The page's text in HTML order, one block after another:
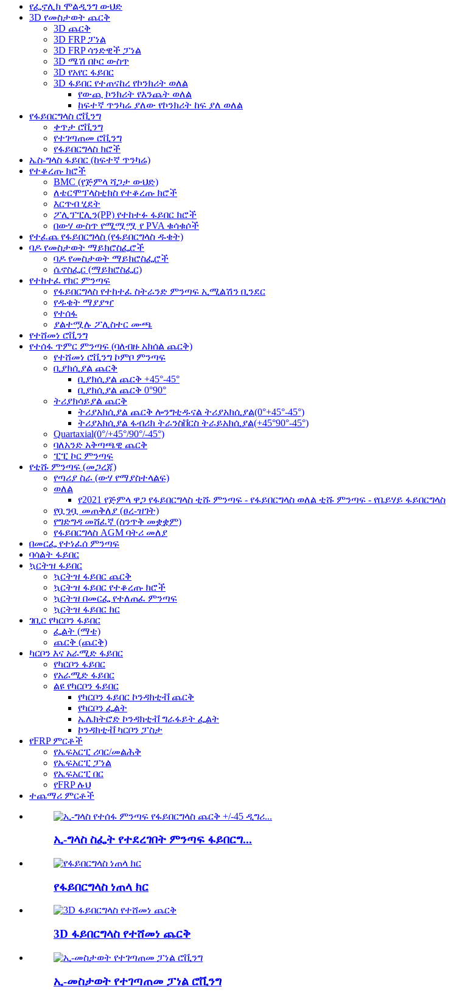
የፌኖሊክ ሞልዲንግ ውህድ
3D የመስታወት ጨርቅ
3D ጨርቅ
3D FRP ፓነል
3D FRP ሳንድዊች ፓነል
3D ሜሽ በኮር ውስጥ
3D የአየር ፋይበር
3D ፋይበር የተጠናከረ የኮንክሪት ወለል
የውጪ ኮንክሪት የእንጨት ወለል
ከፍተኛ ጥንካሬ ያለው የኮንክሪት ከፍ ያለ ወለል
የፋይበርግላስ ሮቪንግ
ቀጥታ ሮቪንግ
የተገጣጠመ ሮቪንግ
የፋይበርግላስ ክሮች
ኤስ-ግላስ ፋይበር (ከፍተኛ ጥንካሬ)
የተቆረጡ ክሮች
BMC (የጅምላ ሻጋታ ውህድ)
ለቴርሞፕላስቲክስ የተቆረጡ ክሮች
እርጥብ ሂደት
ፖሊፕፒሊን(PP) የተከተፉ ፋይበር ክሮች
በውሃ ውስጥ የሚሟሟ የ PVA ቁሳቁሶች
የተፈጨ የፋይበርግላስ (የፋይበርግላስ ዱቄት)
ባዶ የመስታወት ማይክሮስፌሮች
ባዶ የመስታወት ማይክሮስፌሮች
ሴኖስፌር (ማይክሮስፌር)
የተከተፈ የክር ምንጣፍ
የፋይበርግላስ የተከተፈ ስትራንድ ምንጣፍ ኢሚልሽን ቢንደር
የዱቄት ማያያዣ
የተሰፋ
ያልተሟሉ ፖሊስተር ሙጫ
የተሸመነ ሮቪንግ
የተሰፋ ጥምር ምንጣፍ (ባለብዙ አክሰል ጨርቅ)
የተሸመነ ሮቪንግ ኮምቦ ምንጣፍ
ቢያክሲያል ጨርቅ
ቢያክሲያል ጨርቅ +45°-45°
ቢያክሲያል ጨርቅ 0°90°
ትሪያክሳይያል ጨርቅ
ትሪያአክሲያል ጨርቅ ሎንግቲዱናል ትሪያአክሲያል(0°+45°-45°)
ትሪያአክሲያል ፋብሪክ ትራንስቨርስ ትራይአክሲያል(+45°90°-45°)
Quartaxial(0°/+45°/90°/-45°)
ባለአንድ አቅጣጫዊ ጨርቅ
ፒፒ ኮር ምንጣፍ
የቲሹ ምንጣፍ (መጋረጃ)
የጣሪያ ስራ (ውሃ የማያስተላልፍ)
ወለል
የ2021 የጅምላ ዋጋ የፋይበርግላስ ቲሹ ምንጣፍ - የፋይበርግላስ ወለል ቲሹ ምንጣፍ - የቤይሃይ ፋይበርግላስ
የቧንቧ መጠቅለያ (ፀረ-ዝገት)
የግድግዳ መሸፈኛ (ስንጥቅ መቋቋም)
የፋይበርግላስ AGM ባትሪ መለያ
በመርፌ የተነፈሰ ምንጣፍ
ባሳልት ፋይበር
ኳርትዝ ፋይበር
ኳርትዝ ፋይበር ጨርቅ
ኳርትዝ ፋይበር የተቆረጡ ክሮች
ኳርትዝ በመርፌ የተለጠፈ ምንጣፍ
ኳርትዝ ፋይበር ክር
ገቢር የካርቦን ፋይበር
ፌልት (ማቴ)
ጨርቅ (ጨርቅ)
ካርቦን እና አራሚድ ፋይበር
የካርቦን ፋይበር
የአራሚድ ፋይበር
ልዩ የካርቦን ፋይበር
የካርቦን ፋይበር ኮንዳክቲቭ ጨርቅ
የካርቦን ፌልት
ኤሌክትሮድ ኮንዳክቲቭ ግራፋይት ፌልት
ኮንዳክቲቭ ካርቦን ፓስታ
የFRP ምርቶች
የኤፍአርፒ ሪባር/መልሕቅ
የኤፍአርፒ ፓነል
የኤፍአርፒ በር
የFRP ሉህ
ተጨማሪ ምርቶች
ኢ-ግላስ ስፌት የተደረገበት ምንጣፍ ፋይበርግ...
የፋይበርግላስ ነጠላ ክር
3D ፋይበርግላስ የተሸመነ ጨርቅ
ኢ-መስታወት የተገጣጠመ ፓነል ሮቪንግ